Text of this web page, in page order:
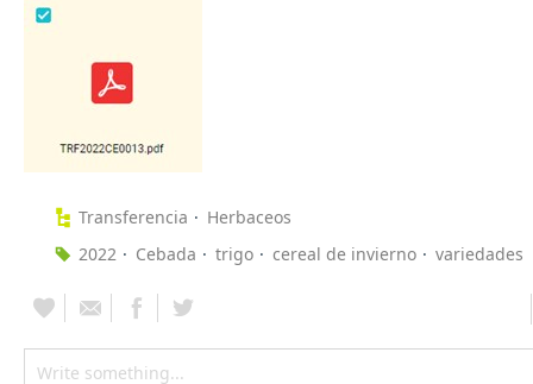
Transferencia
Herbaceos
2022
Cebada trigo cereal de invierno variedades